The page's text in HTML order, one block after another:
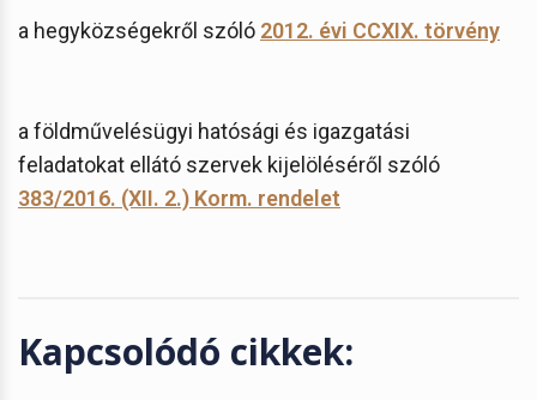
a hegyközségekről szóló 2012. évi CCXIX. törvény
a földművelésügyi hatósági és igazgatási
feladatokat ellátó szervek kijelöléséről szóló
383/2016. (XII. 2.) Korm. rendelet
Kapcsolódó cikkek: